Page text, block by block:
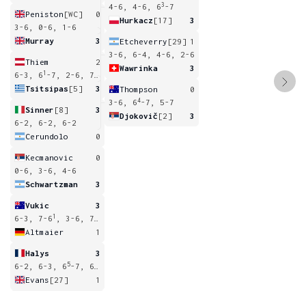
Peniston [WC]
0
3-6, 0-6, 1-6
Murray
3
Thiem
2
6-3, 6 1 -7, 2-6, 7-6 8
Tsitsipas [5] 3
Sinner [8]
3
6-2, 6-2, 6-2
Cerundolo
0
Kecmanovic
0
0-6, 3-6, 4-6
Schwartzman
3
Vukic
3
6-3, 7-6 1
, 3-6, 7-5
Altmaier
1
Halys
3
6-2, 6-3, 6 5-7, 6-4
Evans [27] 1
4-6, 4-6, 63 -7
Hurkacz [17] 3
Etcheverry [29] 1
3-6, 6-4, 4-6, 2-6
Wawrinka
3
Thompson
0
3-6, 64-7, 5-7
Djokovič [2] 3